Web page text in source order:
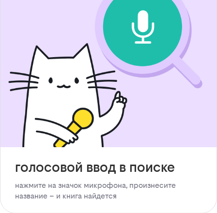
голосовой ввод в поиске
нажмите на значок микрофона, произнесите
название – и книга найдется